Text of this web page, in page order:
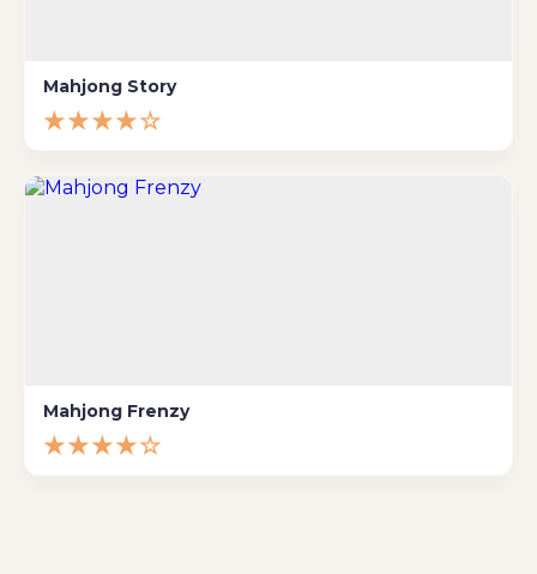
Mahjong Story
★★★★☆
Mahjong Frenzy
★★★★☆